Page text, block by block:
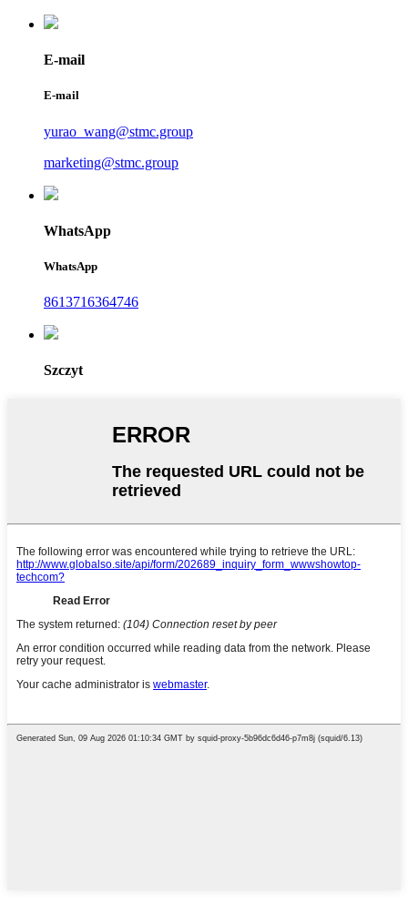
E-mail
E-mail
yurao_wang@stmc.group
marketing@stmc.group
WhatsApp
WhatsApp
8613716364746
Szczyt